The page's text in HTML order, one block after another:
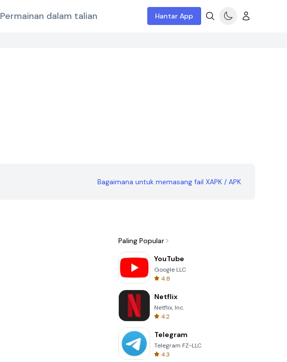
Permainan dalam talian Hantar App
Bagaimana untuk memasang fail XAPK / APK
Paling Popular
YouTube
Google LLC
4.8
Netflix
Netflix, Inc.
4.2
Telegram
Telegram FZ-LLC
4.3